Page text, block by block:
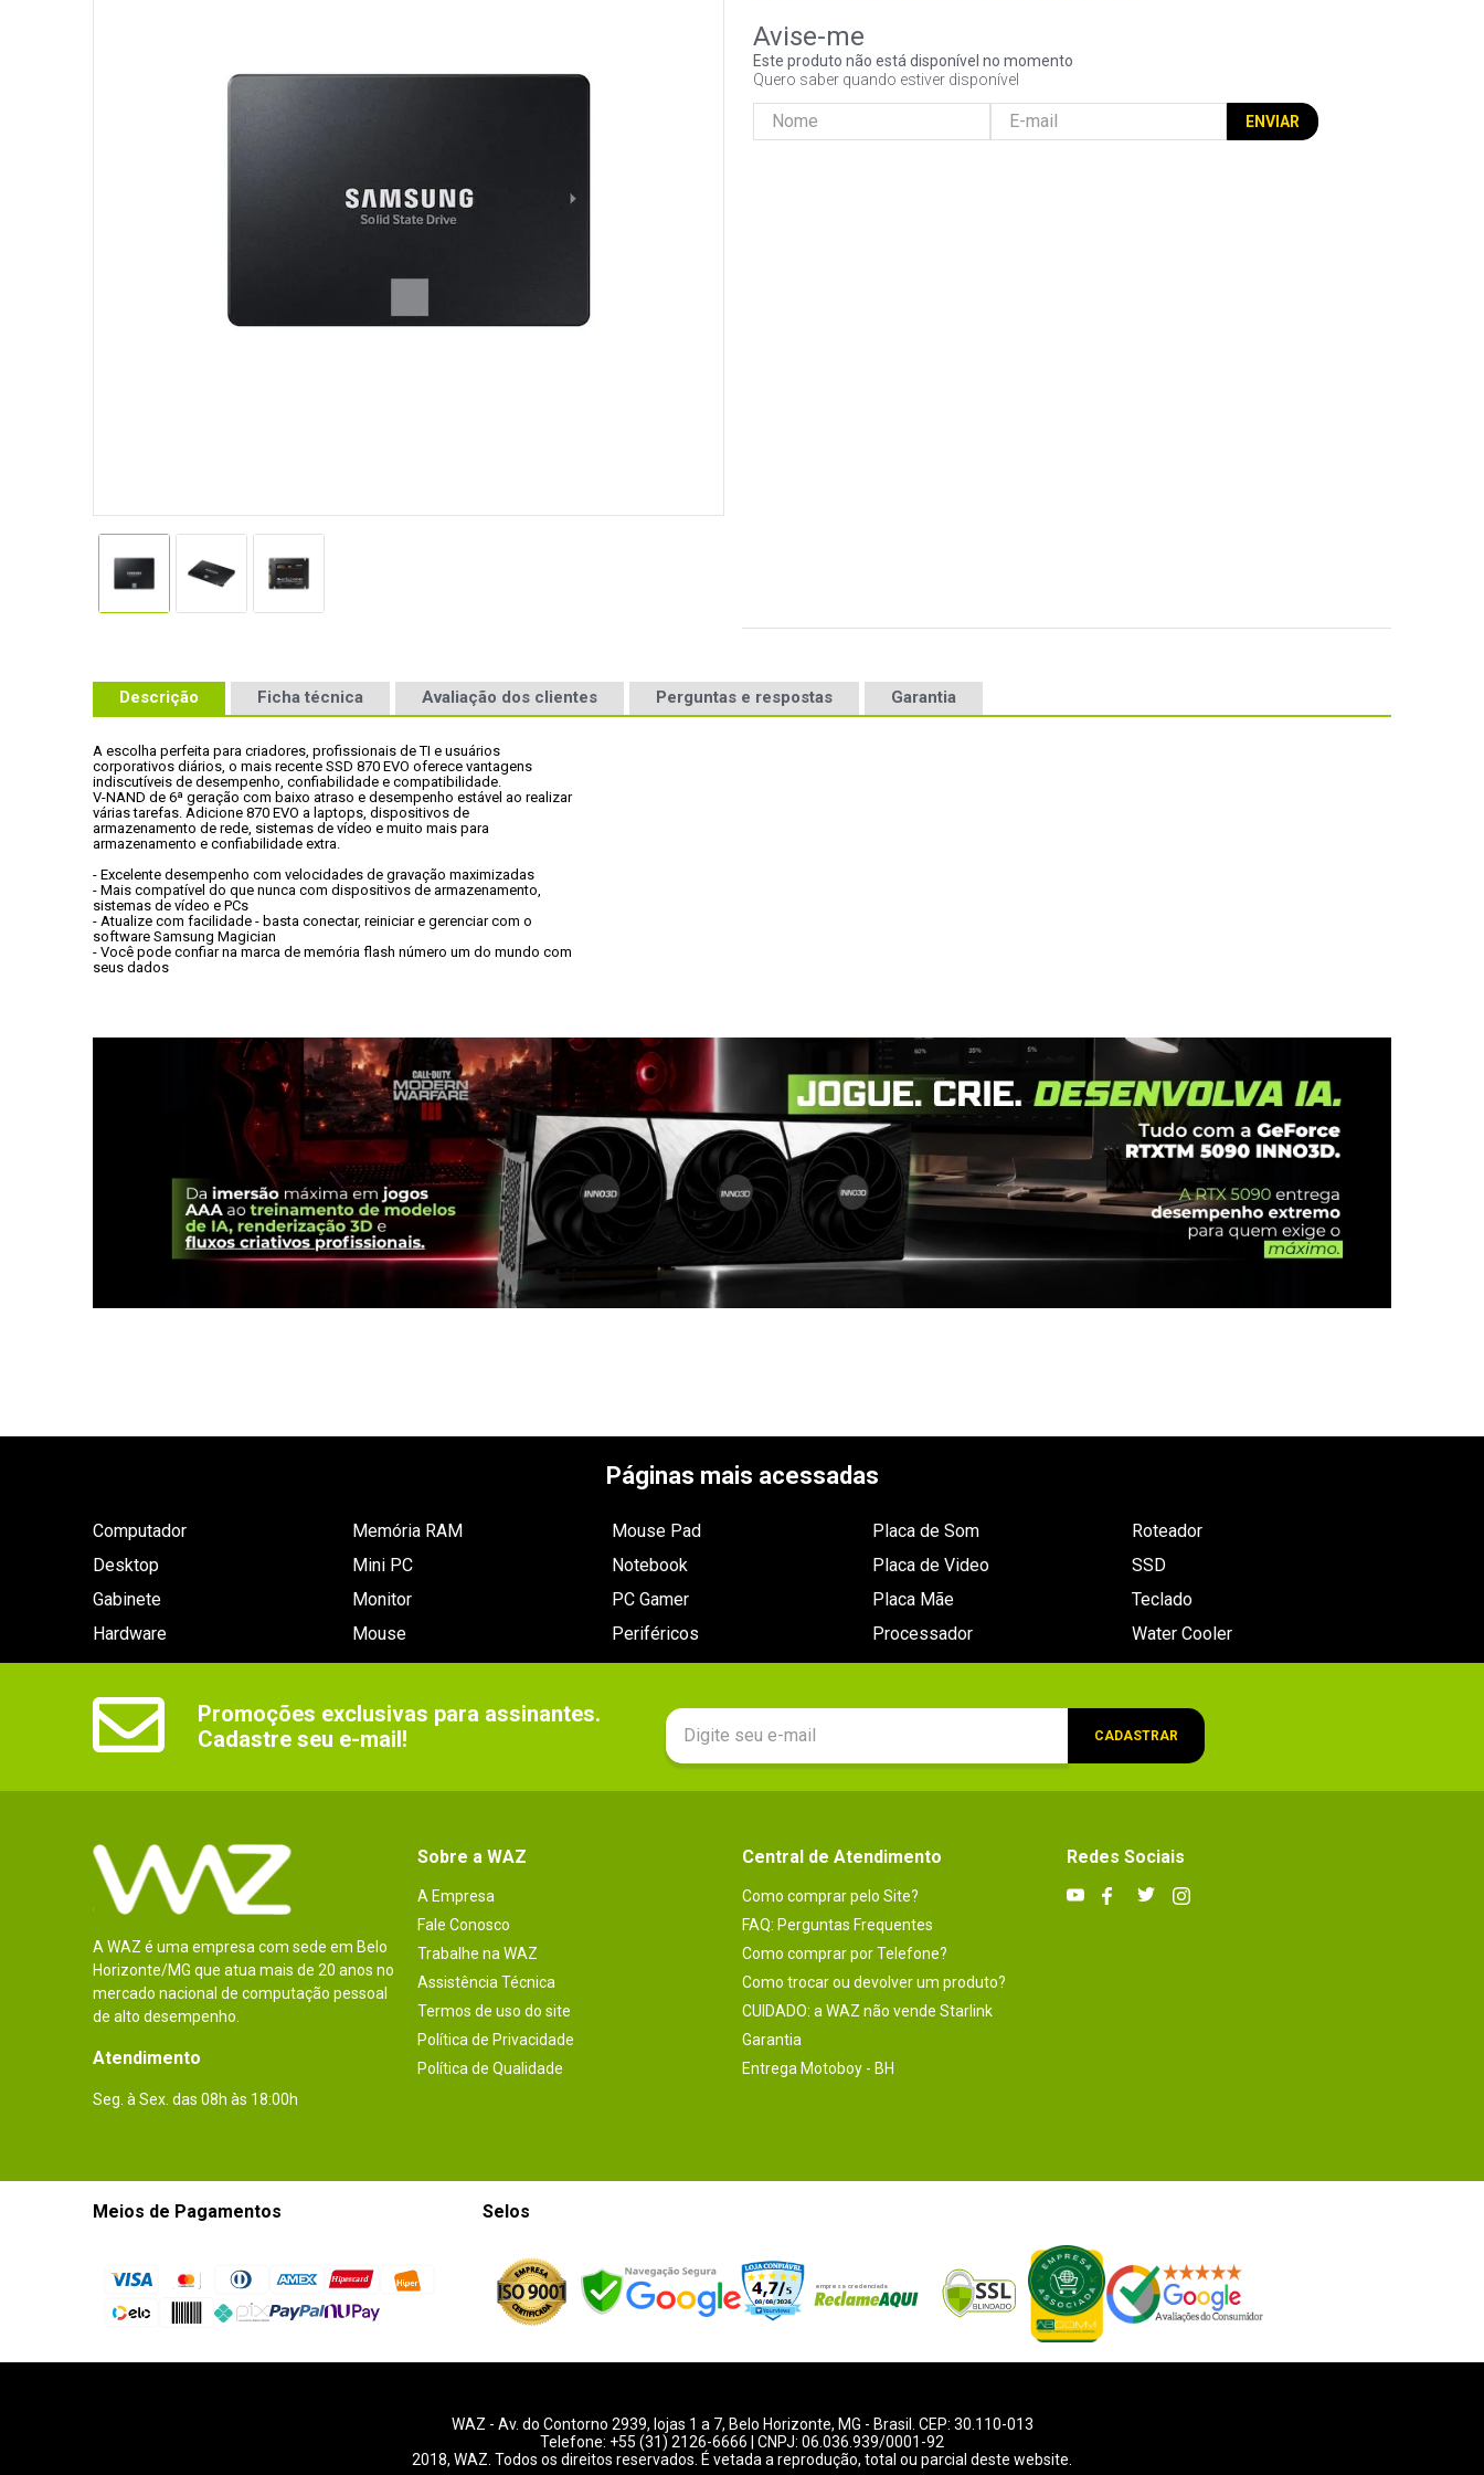
Este produto não está disponível no momento
Quero saber quando estiver disponível
ENVIAR
Descrição Ficha técnica Avaliação dos clientes Perguntas e respostas Garantia
A escolha perfeita para criadores, profissionais de TI e usuários
corporativos diários, o mais recente SSD 870 EVO oferece vantagens
indiscutíveis de desempenho, confiabilidade e compatibilidade.
V-NAND de 6ª geração com baixo atraso e desempenho estável ao realizar
várias tarefas. Adicione 870 EVO a laptops, dispositivos de
armazenamento de rede, sistemas de vídeo e muito mais para
armazenamento e confiabilidade extra.
- Excelente desempenho com velocidades de gravação maximizadas
- Mais compatível do que nunca com dispositivos de armazenamento,
sistemas de vídeo e PCs
- Atualize com facilidade - basta conectar, reiniciar e gerenciar com o
software Samsung Magician
- Você pode confiar na marca de memória flash número um do mundo com
seus dados
Páginas mais acessadas
Computador
Desktop
Gabinete
Hardware
Memória RAM
Mini PC
Monitor
Mouse
Mouse Pad
Notebook
PC Gamer
Periféricos
Placa de Som
Placa de Video
Placa Mãe
Processador
Roteador
SSD
Teclado
Water Cooler
Promoções exclusivas para assinantes.
Cadastre seu e-mail!
CADASTRAR
A WAZ é uma empresa com sede em Belo
Horizonte/MG que atua mais de 20 anos no
mercado nacional de computação pessoal
de alto desempenho.
Atendimento
Seg. à Sex. das 08h às 18:00h
Sobre a WAZ
A Empresa
Fale Conosco
Trabalhe na WAZ
Assistência Técnica
Termos de uso do site
Política de Privacidade
Política de Qualidade
Central de Atendimento
Como comprar pelo Site?
FAQ: Perguntas Frequentes
Como comprar por Telefone?
Como trocar ou devolver um produto?
CUIDADO: a WAZ não vende Starlink
Garantia
Entrega Motoboy - BH
Redes Sociais
Meios de Pagamentos Selos
WAZ - Av. do Contorno 2939, lojas 1 a 7, Belo Horizonte, MG - Brasil. CEP: 30.110-013
Telefone: +55 (31) 2126-6666 | CNPJ: 06.036.939/0001-92
2018, WAZ. Todos os direitos reservados. É vetada a reprodução, total ou parcial deste website.